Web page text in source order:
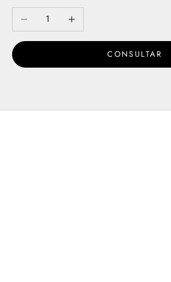
Reducir cantidadAumentar cantidad
CONSULTAR